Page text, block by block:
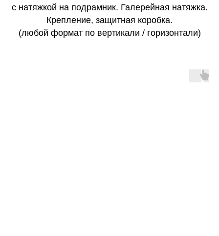
с натяжкой на подрамник. Галерейная натяжка.
Крепление, защитная коробка.
(любой формат по вертикали / горизонтали)